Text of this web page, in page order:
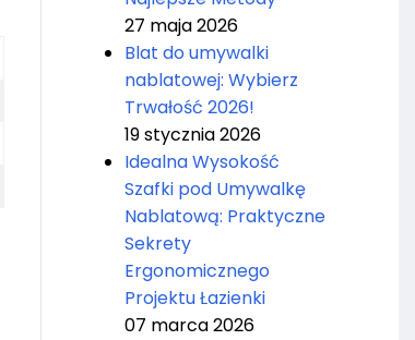
27 maja 2026
Blat do umywalki
nablatowej: Wybierz
Trwałość 2026!
19 stycznia 2026
Idealna Wysokość
Szafki pod Umywalkę
Nablatową: Praktyczne
Sekrety
Ergonomicznego
Projektu Łazienki
07 marca 2026